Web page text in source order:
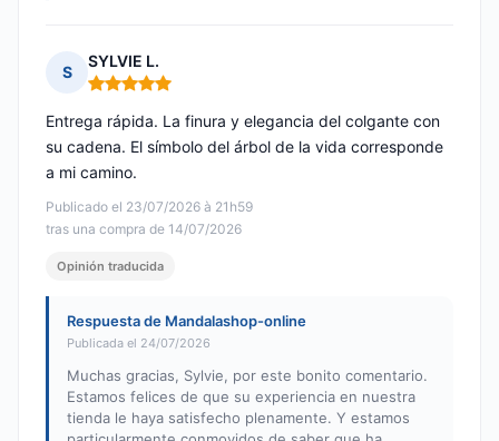
S
SYLVIE L.
Nota: 5 de 5
Publicado el 23/07/2026 à 21h59
tras una compra de 14/07/2026
Entrega rápida. La finura y elegancia del colgante con
su cadena. El símbolo del árbol de la vida corresponde
a mi camino.
Opinión traducida
Respuesta de Mandalashop-online
Publicada el 24/07/2026
Muchas gracias, Sylvie, por este bonito comentario.
Estamos felices de que su experiencia en nuestra
tienda le haya satisfecho plenamente. Y estamos